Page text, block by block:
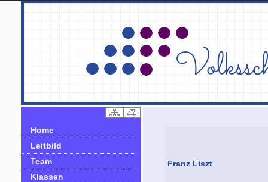
Home
Leitbild
Team
Klassen
Franz Liszt